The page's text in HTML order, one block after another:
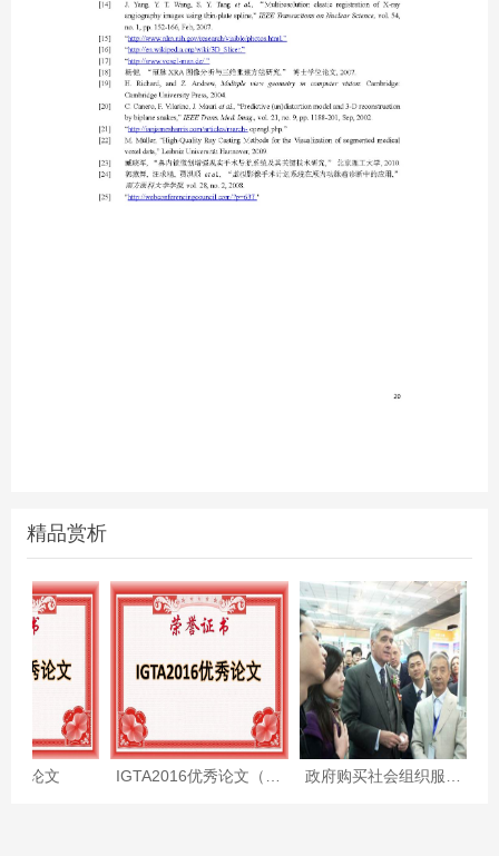
精品赏析
论文 IGTA2016优秀论文（附全文） 政府购买社会组织服务项目—住宅小区人脸识别